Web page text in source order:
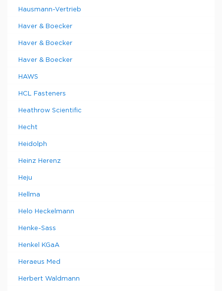
Hausmann-Vertrieb
Haver & Boecker
Haver & Boecker
Haver & Boecker
HAWS
HCL Fasteners
Heathrow Scientific
Hecht
Heidolph
Heinz Herenz
Heju
Hellma
Helo Heckelmann
Henke-Sass
Henkel KGaA
Heraeus Med
Herbert Waldmann